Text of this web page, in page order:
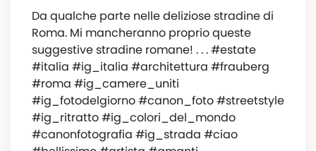
Da qualche parte nelle deliziose stradine di
Roma. Mi mancheranno proprio queste
suggestive stradine romane! . . . #estate
#italia #ig_italia #architettura #frauberg
#roma #ig_camere_uniti
#ig_fotodelgiorno #canon_foto #streetstyle
#ig_ritratto #ig_colori_del_mondo
#canonfotografia #ig_strada #ciao